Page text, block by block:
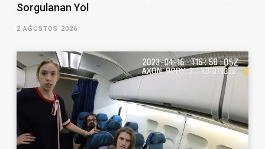
Sorgulanan Yol
2 AĞUSTOS 2026